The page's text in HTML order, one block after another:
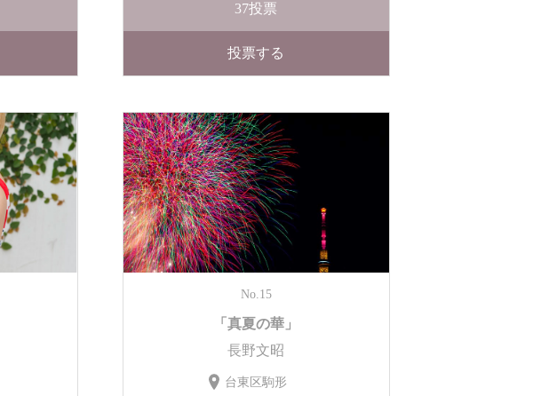
37投票
投票する
No.15
「真夏の華」
長野文昭
台東区駒形